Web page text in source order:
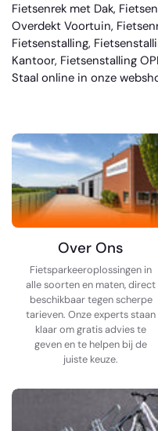
Fietsenrek met Dak,
Overdekt Voortuin,
Fietsenstalling,
Kantoor, Fietsenstalling
Staal online in onze
Over Ons
Fietsparkeeroplossingen in
alle soorten en maten, direct
beschikbaar tegen scherpe
tarieven. Onze experts staan
klaar om gratis advies te
geven en te helpen bij de
juiste keuze.